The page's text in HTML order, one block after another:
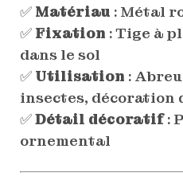
✅ Matériau : Métal
✅ Fixation : Tige à
dans le sol
✅ Utilisation :
insectes, décoration
✅Détail décoratif:
ornemental